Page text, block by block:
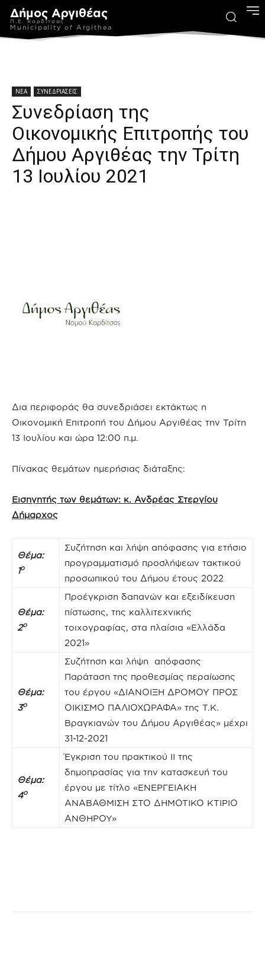
Δήμος Αργιθέας
Π.Ε. Καρδίτσας
Municipality of Argithea
ΝΕΑ ΣΥΝΕΔΡΙΑΣΕΙΣ
Συνεδρίαση της
Οικονομικής Επιτροπής του
Δήμου Αργιθέας την Τρίτη
13 Ιουλίου 2021
Δια περιφοράς θα συνεδριάσει εκτάκτως η
Οικονομική Επιτροπή του Δήμου Αργιθέας την Τρίτη
13 Ιουλίου και ώρα 12:00 π.μ.
Πίνακας θεμάτων ημερήσιας διάταξης:
Εισηγητής των θεμάτων: κ. Ανδρέας Στεργίου
Δήμαρχος
Θέμα:
1ο
Συζήτηση και λήψη απόφασης για ετήσιο
προγραμματισμό προσλήψεων τακτικού
προσωπικού του Δήμου έτους 2022
Θέμα:
2ο
Προέγκριση δαπανών και εξειδίκευση
πίστωσης, της καλλιτεχνικής
τοιχογραφίας, στα πλαίσια «Ελλάδα
2021»
Θέμα:
3ο
Συζήτηση και λήψη απόφασης
Παράταση της προθεσμίας περαίωσης
του έργου «ΔΙΑΝΟΙΞΗ ΔΡΟΜΟΥ ΠΡΟΣ
ΟΙΚΙΣΜΟ ΠΑΛΙΟΧΩΡΑΦΑ» της Τ.Κ.
Βραγκιανών του Δήμου Αργιθέας» μέχρι
31-12-2021
Θέμα:
4ο
Έγκριση του πρακτικού ΙΙ της
δημοπρασίας για την κατασκευή του
έργου με τίτλο «ΕΝΕΡΓΕΙΑΚΗ
ΑΝΑΒΑΘΜΙΣΗ ΣΤΟ ΔΗΜΟΤΙΚΟ ΚΤΙΡΙΟ
ΑΝΘΗΡΟΥ»